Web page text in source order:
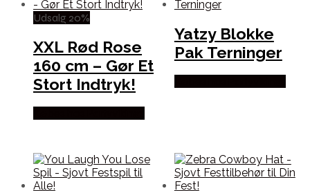
Udsalg 20%
XXL Rød Rose
160 cm – Gør Et
Stort Indtryk!
Yatzy Blokke
Pak Terninger